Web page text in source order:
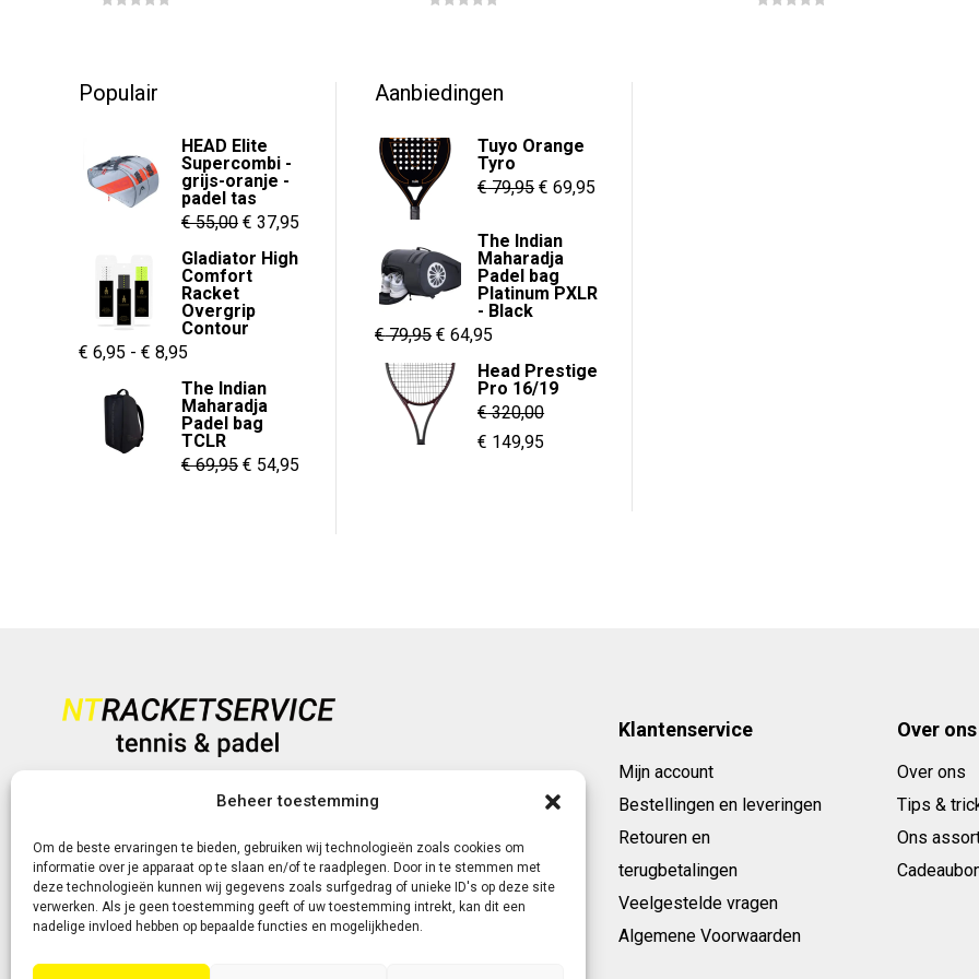
Beheer toestemming
Om de beste ervaringen te bieden, gebruiken wij technologieën zoals cookies om
informatie over je apparaat op te slaan en/of te raadplegen. Door in te stemmen met
deze technologieën kunnen wij gegevens zoals surfgedrag of unieke ID's op deze site
verwerken. Als je geen toestemming geeft of uw toestemming intrekt, kan dit een
nadelige invloed hebben op bepaalde functies en mogelijkheden.
5
meerdere
Deze
optie
worden
op
de
productpagina
5
Populair
HEAD Elite
Supercombi -
grijs-oranje -
padel tas
€55,00 Oorspronkelijke
prijs
was:
€ 55,00.
€ 37,95
Gladiator High
Comfort
Racket
Overgrip
Contour
€ 6,95 - € 8,95
€ 6,95
tot
€ 8,95
The Indian
Maharadja
Padel bag
TCLR
€69,95 Oorspronkelijke
€ 54,95
Aanbiedingen
Tuyo Orange
Tyro
€79,95 Oorspronkelijke
was:
€ 79,95.
€ 69,95
The Indian
Maharadja
Padel bag
Platinum PXLR
- Black
€79,95 Oorspronkelijke
prijs
was:
€ 79,95.
€ 64,95
prijs
is:
€ 64,95.
Head Prestige
Pro 16/19
€320,00
Oorspronkelijke
€ 149,95
Heb je vragen?
+31 (0)6-5188 0267
Of neem contact met ons op via de livechat of e-mail!
Klantenservice
Mijn account
Bestellingen en leveringen
Retouren en
terugbetalingen
Veelgestelde vragen
Algemene Voorwaarden
Over ons
Over ons
Tips &
Ons